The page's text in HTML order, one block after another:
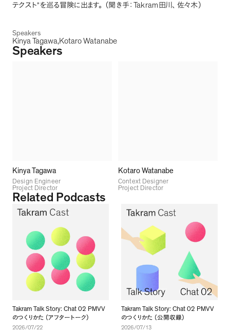
テクスト”を巡る冒険に出ます。 （ 聞き手： Takram 田川 、 佐々木 ）
Speakers
Kinya Tagawa Kotaro Watanabe
Speakers
Kinya Tagawa
Design Engineer
Project Director
Kotaro Watanabe
Context Designer
Project Director
Related Podcasts
Takram Talk Story: Chat 02 PMVV
のつくりかた （アフタートーク ）
2026/07/22
Takram Talk Story: Chat 02 PMVV
のつくりかた （公開収録 ）
2026/07/13